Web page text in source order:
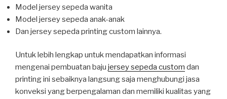
Model jersey sepeda wanita
Model jersey sepeda anak-anak
Dan jersey sepeda printing custom lainnya.
Untuk lebih lengkap untuk mendapatkan informasi
mengenai pembuatan baju jersey sepeda custom dan
printing ini sebaiknya langsung saja menghubungi jasa
konveksi yang berpengalaman dan memiliki kualitas yang